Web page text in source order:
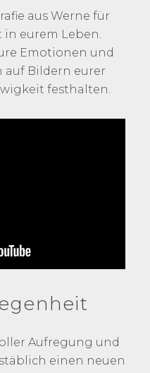
aus Werne für
eurem Leben.
Emotionen und
auf Bildern eurer
festhalten.
Aufregung und
einen neuen